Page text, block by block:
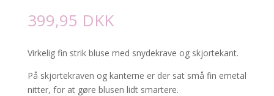
399,95 DKK
Virkelig fin strik bluse med snydekrave og skjortekant.
På skjortekraven og kanterne er der sat små fin emetal
nitter, for at gøre blusen lidt smartere.